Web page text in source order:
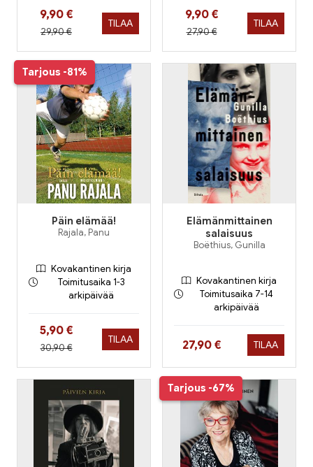
Hinta nyt
9,90 €
Hinta aiemmin
29,90 €
TILAA
Hinta nyt
9,90 €
Hinta aiemmin
27,90 €
TILAA
Tarjous -81%
Päin elämää!
Rajala, Panu
Kovakantinen kirja
Toimitusaika 1-3
arkipäivää
Hinta nyt
5,90 €
Hinta aiemmin
30,90 €
TILAA
Elämänmittainen
salaisuus
Boëthius, Gunilla
Kovakantinen kirja
Toimitusaika 7-14
arkipäivää
Hinta nyt
27,90 € TILAA
Tarjous -67%